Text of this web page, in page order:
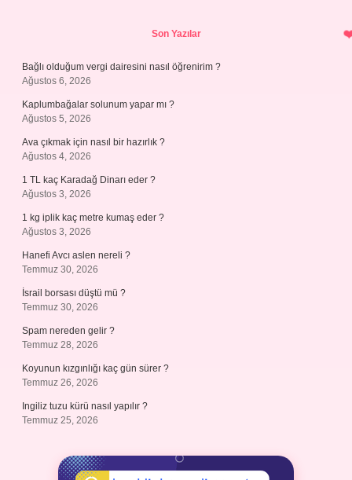
Son Yazılar
Bağlı olduğum vergi dairesini nasıl öğrenirim ?
Ağustos 6, 2026
Kaplumbağalar solunum yapar mı ?
Ağustos 5, 2026
Ava çıkmak için nasıl bir hazırlık ?
Ağustos 4, 2026
1 TL kaç Karadağ Dinarı eder ?
Ağustos 3, 2026
1 kg iplik kaç metre kumaş eder ?
Ağustos 3, 2026
Hanefi Avcı aslen nereli ?
Temmuz 30, 2026
İsrail borsası düştü mü ?
Temmuz 30, 2026
Spam nereden gelir ?
Temmuz 28, 2026
Koyunun kızgınlığı kaç gün sürer ?
Temmuz 26, 2026
Ingiliz tuzu kürü nasıl yapılır ?
Temmuz 25, 2026